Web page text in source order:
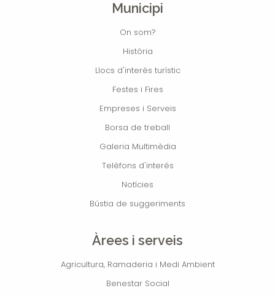
Municipi
On som?
Història
Llocs d'interés turístic
Festes i Fires
Empreses i Serveis
Borsa de treball
Galeria Multimèdia
Telèfons d'interés
Notícies
Bústia de suggeriments
Àrees i serveis
Agricultura, Ramaderia i Medi Ambient
Benestar Social